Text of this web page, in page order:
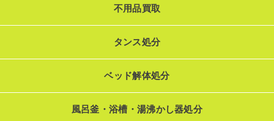
不用品買取
タンス処分
ベッド解体処分
風呂釜・浴槽・湯沸かし器処分